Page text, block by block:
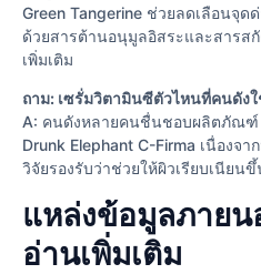
Green Tangerine ช่วยลดเลือนจุด
ด้วยสารต้านอนุมูลอิสระและสารส
เพิ่มเติม
ถาม: เซรั่มวิตามินซีตัวไหนที่คนดัง
A: คนดังหลายคนชื่นชอบผลิตภัณฑ์
Drunk Elephant C-Firma เนื่องจ
วิจัยรองรับว่าช่วยให้ผิวเรียบเนียน
แหล่งข้อมูลภายน
อ่านเพิ่มเติม